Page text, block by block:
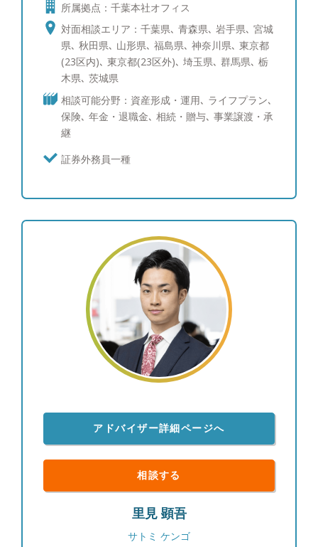
じたことを皆様にも実感してもらえるようお伝えし
ていければと思います。 【以下のようなことを感
じたことがある方、是非一度ご相談ください】 ・
お金の不安を先延ばしにしてしまっている ・貯蓄
を考えているが、なかなか上手く貯められない ・
将来必要になるかもしれないお金の金額が分からな
い ・月々の支出の管理に苦手意識がある ・そもそ
も何を相談したらよいかわからない 【趣味】 キャ
ンプ（一年を通してキャンプに行っております。キ
ャンプ好きな方、是非キャンプ話を交えてお話しし
所属拠点：千葉本社オフィス
対面相談エリア：千葉県､ 青森県､ 岩手県､ 宮城
県､ 秋田県､ 山形県､ 福島県､ 神奈川県､ 東京都
(23区内)､ 東京都(23区外)､ 埼玉県､ 群馬県､ 栃
木県､ 茨城県
相談可能分野：資産形成・運用､ ライフプラン､
保険､ 年金・退職金､ 相続・贈与､ 事業譲渡・承
継
証券外務員一種
アドバイザー詳細ページへ
相談する
里見 顕吾
サトミ ケンゴ